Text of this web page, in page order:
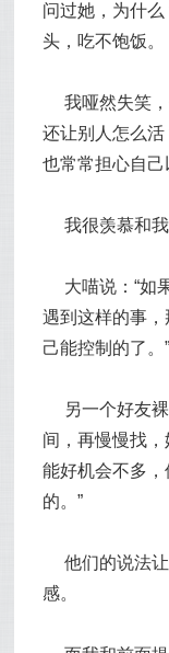
问过她，为什
头，吃不饱饭。
我哑然失笑
还让别人怎么
也常常担心自己
我很羡慕和
大喵说：“如
遇到这样的事
己能控制的了。”
另一个好友
间，再慢慢找
能好机会不多
的。”
他们的说法
感。